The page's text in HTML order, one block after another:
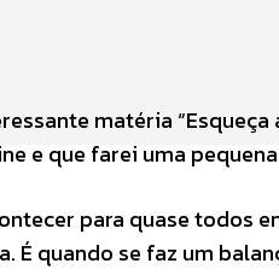
matéria
e que farei uma
para quase todos
É quando se faz um